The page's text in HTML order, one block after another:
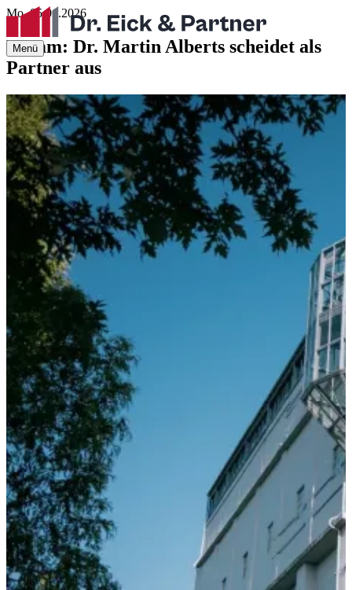
Menü
Mo. 05.01.2026
Hamm: Dr. Martin Alberts scheidet als
Partner aus